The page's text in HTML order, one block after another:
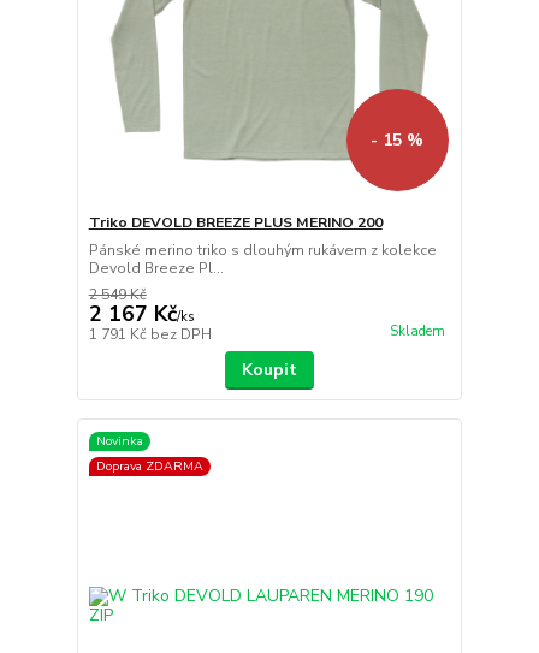
- 15 %
Triko DEVOLD BREEZE PLUS MERINO 200
Pánské merino triko s dlouhým rukávem z kolekce
Devold Breeze Pl...
2 549 Kč
2 167 Kč/ks
1 791 Kč bez DPH Skladem
Koupit
Novinka
Doprava ZDARMA